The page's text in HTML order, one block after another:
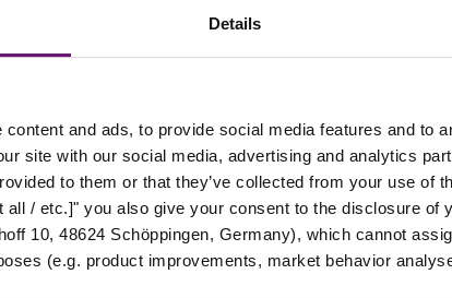
Details
and ads, to provide social media features and to
site with our social media, advertising and analytics
to them or that they’ve collected from your use of
all / etc.]" you also give your consent to the disclosure of
10, 48624 Schöppingen, Germany), which cannot
(e.g. product improvements, market behavior